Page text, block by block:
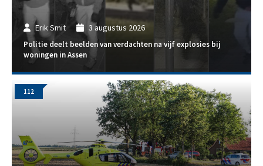
Erik Smit 3 augustus 2026
Politie deelt beelden van verdachten na vijf explosies bij
woningen in Assen
112